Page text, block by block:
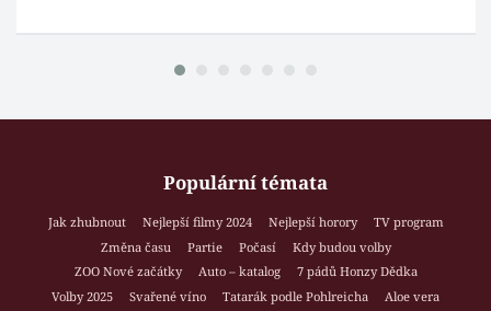
Populární témata
Jak zhubnout Nejlepší filmy 2024 Nejlepší horory
TV program
Změna času
Partie Počasí
Kdy budou volby
ZOO Nové začátky
Auto – katalog
7 pádů Honzy Dědka
Volby 2025
Svařené víno Tatarák podle Pohlreicha
Aloe vera